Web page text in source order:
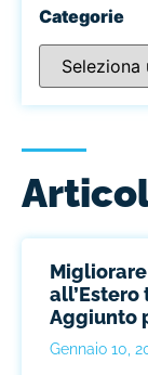
Categorie
Aggiunto
Gennaio 10,